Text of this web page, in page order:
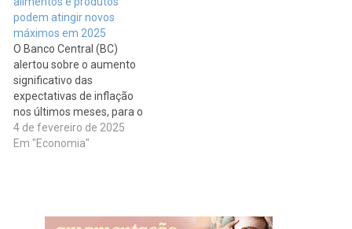
podem atingir novos
máximos em 2025
O Banco Central (BC)
alertou sobre o aumento
significativo das
expectativas de inflação
nos últimos meses, para o
curto, médio e longo prazo.
A ata da última reunião do
das carnes impactaram os
4 de fevereiro de 2025
Em "Economia"